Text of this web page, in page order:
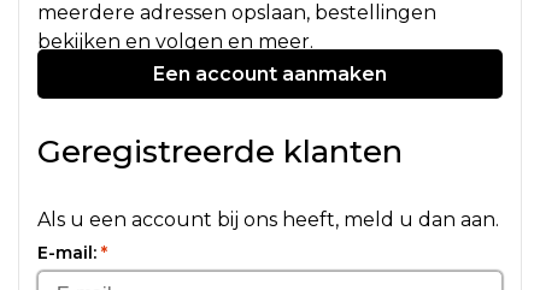
meerdere adressen opslaan, bestellingen
bekijken en volgen en meer.
Een account aanmaken
Geregistreerde klanten
Als u een account bij ons heeft, meld u dan aan.
E-mail: *